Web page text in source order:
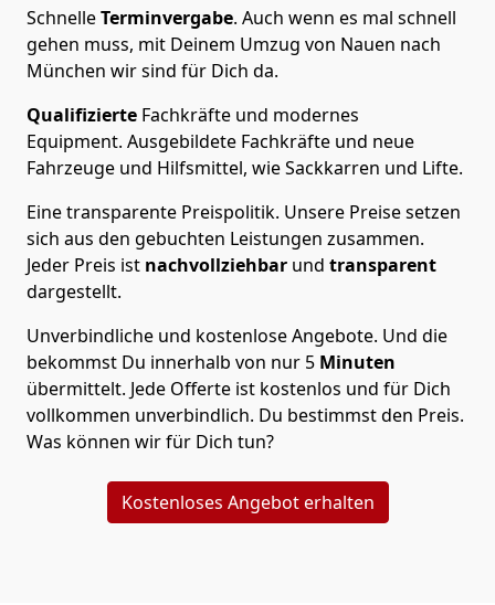
SchnelleTerminvergabe. Auch wenn es mal schnell
gehen muss, mit Deinem Umzug von Nauen nach
München wir sind für Dich da.
Qualifizierte Fachkräfte und modernes
Equipment. Ausgebildete Fachkräfte und neue
Fahrzeuge und Hilfsmittel, wie Sackkarren und Lifte.
Eine transparente Preispolitik. Unsere Preise setzen
sich aus den gebuchten Leistungen zusammen.
Jeder Preis ist nachvollziehbar und transparent
dargestellt.
Unverbindliche und kostenlose Angebote. Und die
bekommst Du innerhalb von nur 5 Minuten
übermittelt. Jede Offerte ist kostenlos und für Dich
vollkommen unverbindlich. Du bestimmst den Preis.
Was können wir für Dich tun?
Kostenloses Angebot erhalten